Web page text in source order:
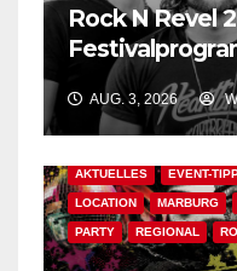
Rock N Revel
wichtigen
AUG. 3, 2026
AKTUELLES EVENT-
LOCATION MARBURG
PARTY REGIONAL